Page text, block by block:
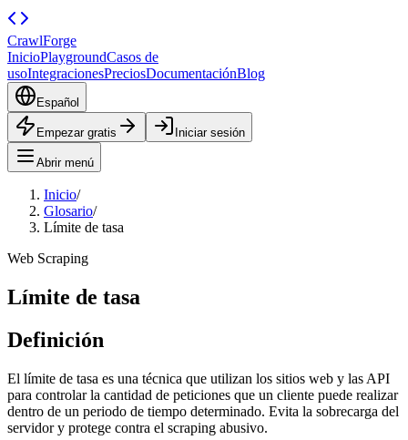
CrawlForge
InicioPlaygroundCasos de
usoIntegracionesPreciosDocumentaciónBlog
Español
Empezar gratis Iniciar sesión
Abrir menú
Inicio/
Glosario/
Límite de tasa
Web Scraping
Límite de tasa
Definición
El límite de tasa es una técnica que utilizan los sitios web y las API
para controlar la cantidad de peticiones que un cliente puede realizar
dentro de un periodo de tiempo determinado. Evita la sobrecarga del
servidor y protege contra el scraping abusivo.